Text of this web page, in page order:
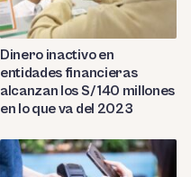
Dinero inactivo en
entidades financieras
alcanzan los S/ 140 millones
en lo que va del 2023